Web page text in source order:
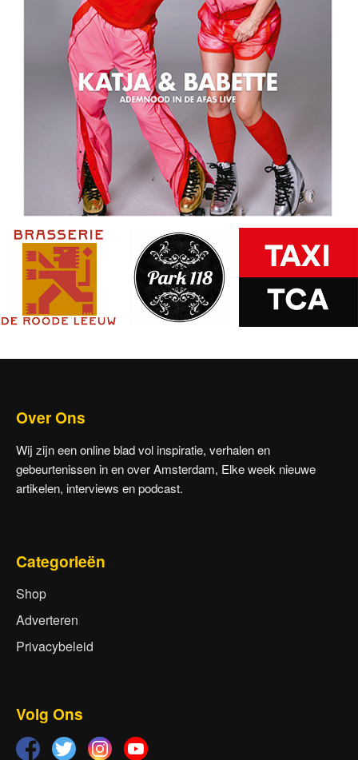
Over Ons
Wij zijn een online blad vol inspiratie, verhalen en
gebeurtenissen in en over Amsterdam, Elke week nieuwe
artikelen, interviews en podcast.
Categorieën
Shop
Adverteren
Privacybeleid
Volg Ons